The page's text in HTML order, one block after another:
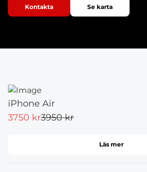
Kontakta Se karta
iPhone Air
3750 kr3950 kr
Läs mer